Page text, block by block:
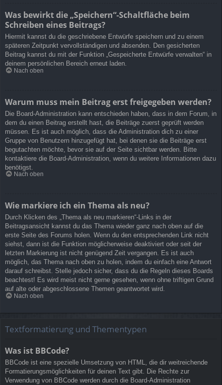
Was bewirkt die „Speichern“-Schaltfläche beim
Schreiben eines Beitrags?
Hiermit kannst du die geschriebene Entwürfe speichern und zu einem
späteren Zeitpunkt vervollständigen und absenden. Den gesicherten
Beitrag kannst du mit der Funktion „Gespeicherte Entwürfe verwalten“ in
deinem persönlichen Bereich erneut laden.
Nach oben
Warum muss mein Beitrag erst freigegeben werden?
Die Board-Administration kann entschieden haben, dass in dem Forum, in
dem du einen Beitrag erstellt hast, die Beiträge zuerst geprüft werden
müssen. Es ist auch möglich, dass die Administration dich zu einer
Gruppe von Benutzern hinzugefügt hat, bei denen sie die Beiträge erst
begutachten möchte, bevor sie auf der Seite sichtbar werden. Bitte
kontaktiere die Board-Administration, wenn du weitere Informationen dazu
benötigst.
Nach oben
Wie markiere ich ein Thema als neu?
Durch Klicken des „Thema als neu markieren“-Links in der
Beitragsansicht kannst du das Thema wieder ganz nach oben auf die
erste Seite des Forums holen. Wenn du den entsprechenden Link nicht
siehst, dann ist die Funktion möglicherweise deaktiviert oder seit der
letzten Markierung ist nicht genügend Zeit vergangen. Es ist auch
möglich, das Thema nach oben zu holen, indem du einfach eine Antwort
darauf schreibst. Stelle jedoch sicher, dass du die Regeln dieses Boards
beachtest! Es wird meist nicht gerne gesehen, wenn ohne triftigen Grund
auf alte oder abgeschlossene Themen geantwortet wird.
Nach oben
Textformatierung und Thementypen
Was ist BBCode?
BBCode ist eine spezielle Umsetzung von HTML, die dir weitreichende
Formatierungsmöglichkeiten für deinen Text gibt. Die Rechte zur
Verwendung von BBCode werden durch die Board-Administration